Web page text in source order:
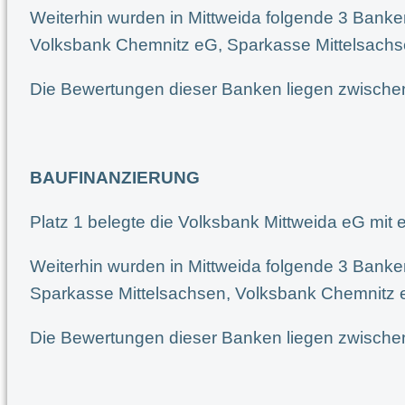
Weiterhin wurden in Mittweida folgende 3
Volksbank Chemnitz eG, Sparkasse
Die Bewertungen dieser Banken liegen
BAUFINANZIERUNG
Platz 1 belegte die Volksbank Mittweida eG mit
Weiterhin wurden in Mittweida folgende 3
Sparkasse Mittelsachsen, Volksbank
Die Bewertungen dieser Banken liegen